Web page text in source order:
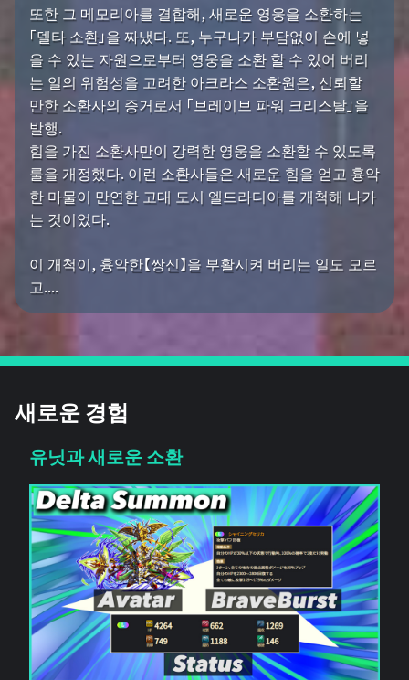
또한 그 메모리아를 결합해, 새로운 영웅을 소환하는
「델타 소환」을 짜냈다. 또, 누구나가 부담없이 손에 넣
을 수 있는 자원으로부터 영웅을 소환 할 수 있어 버리
는 일의 위험성을 고려한 아크라스 소환원은, 신뢰할
만한 소환사의 증거로서 「브레이브 파워 크리스탈」을
발행.
힘을 가진 소환사만이 강력한 영웅을 소환할 수 있도록
룰을 개정했다. 이런 소환사들은 새로운 힘을 얻고 흉악
한 마물이 만연한 고대 도시 엘드라디아를 개척해 나가
는 것이었다.
이 개척이, 흉악한【쌍신】을 부활시켜 버리는 일도 모르
고....
새로운 경험
유닛과 새로운 소환